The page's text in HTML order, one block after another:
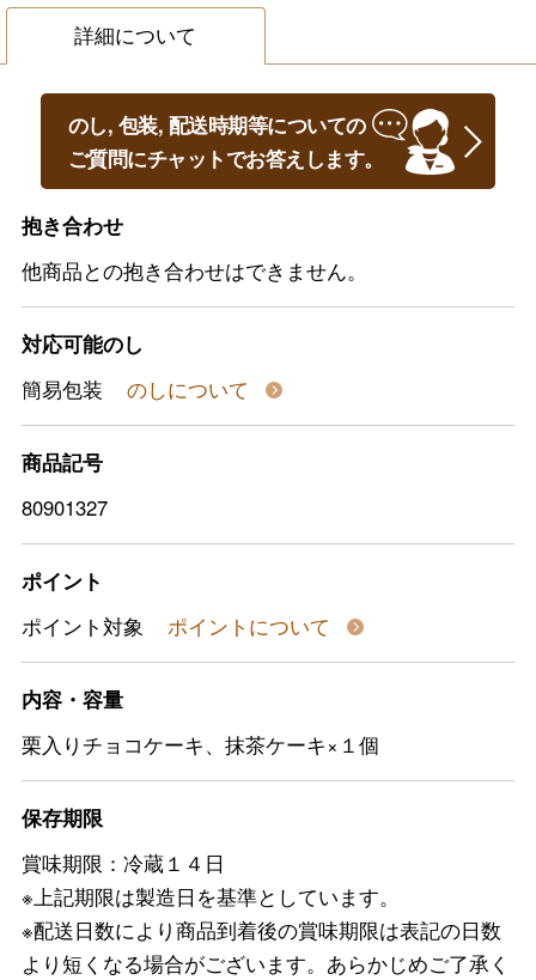
詳細について
のし, 包装, 配送時期等についての
ご質問にチャットでお答えします。
抱き合わせ
他商品との抱き合わせはできません。
対応可能のし
簡易包装
のしについて
商品記号
80901327
ポイント
ポイント対象
ポイントについて
内容・容量
栗入りチョコケーキ、抹茶ケーキ×１個
保存期限
賞味期限：冷蔵１４日
※上記期限は製造日を基準としています。
※配送日数により商品到着後の賞味期限は表記の日数
より短くなる場合がございます。あらかじめご了承く